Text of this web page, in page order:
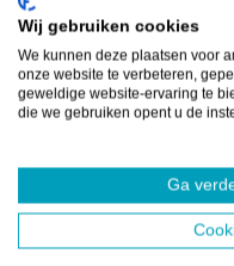
Wij gebruiken cookies
We kunnen deze plaatsen voor
onze website te verbeteren,
geweldige website-ervaring te
die we gebruiken opent u de
Ga